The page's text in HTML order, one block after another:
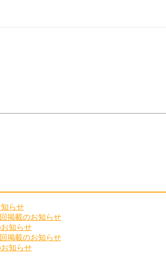
らせ
掲載のお知らせ
知らせ
掲載のお知らせ
知らせ